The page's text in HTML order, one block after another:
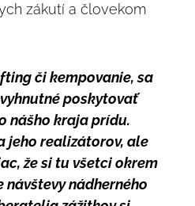
zákutí a človekom
či kempovanie, sa
poskytovať
nášho kraja prídu.
jeho realizátorov, ale
že si tu všetci okrem
nádherného